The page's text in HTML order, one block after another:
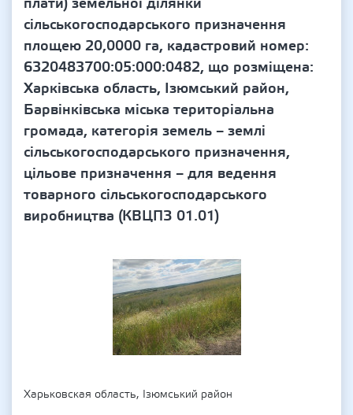
сільськогосподарського призначення
площею 20,0000 га, кадастровий номер:
6320483700:05:000:0482, що розміщена:
Харківська область, Ізюмський район,
Барвінківська міська територіальна
громада, категорія земель – землі
сільськогосподарського призначення,
цільове призначення – для ведення
товарного сільськогосподарського
виробництва (КВЦПЗ 01.01)
Харьковская область, Ізюмський район